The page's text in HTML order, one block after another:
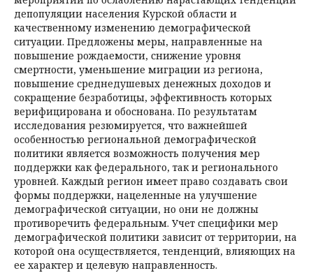
депопуляции населения Курской области и
качественному изменению демографической
ситуации. Предложены меры, направленные на
повышение рождаемости, снижение уровня
смертности, уменьшение миграции из региона,
повышение среднедушевых денежных доходов и
сокращение безработицы, эффективность которых
верифицирована и обоснована. По результатам
исследования резюмируется, что важнейшей
особенностью региональной демографической
политики является возможность получения мер
поддержки как федерального, так и регионального
уровней. Каждый регион имеет право создавать свои
формы поддержки, нацеленные на улучшение
демографической ситуации, но они не должны
противоречить федеральным. Учет специфики мер
демографической политики зависит от территории, на
которой она осуществляется, тенденций, влияющих на
ее характер и целевую направленность.